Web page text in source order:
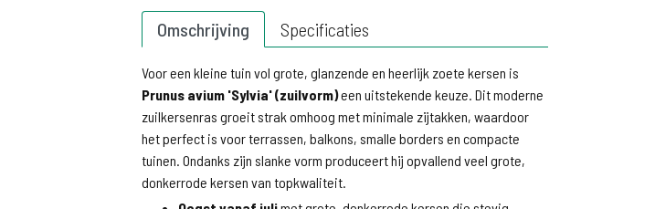
Omschrijving Specificaties
Voor een kleine tuin vol grote, glanzende en heerlijk zoete kersen is
Prunus avium 'Sylvia' (zuilvorm)een uitstekende keuze. Dit moderne
zuilkersenras groeit strak omhoog met minimale zijtakken, waardoor
het perfect is voor terrassen, balkons, smalle borders en compacte
tuinen. Ondanks zijn slanke vorm produceert hij opvallend veel grote,
donkerrode kersen van topkwaliteit.